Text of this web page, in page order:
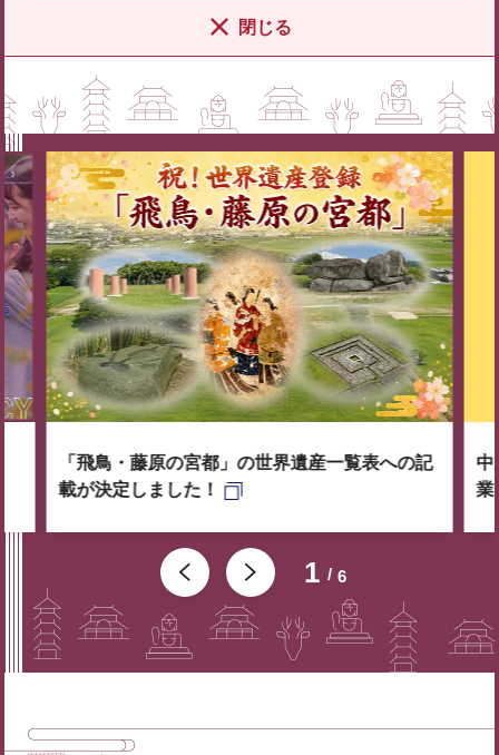
閉じる
1 6
「飛鳥・藤原の宮都」の世界遺産一覧表への記
載が決定しました！
中
業